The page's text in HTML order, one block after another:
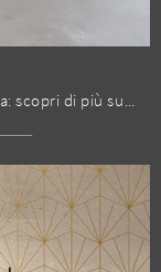
Complementi moderni e tavolini in ceramica: scopri di più sul modello Tavolino Menhir di Stones e potrai valorizzare i tuoi spazi.